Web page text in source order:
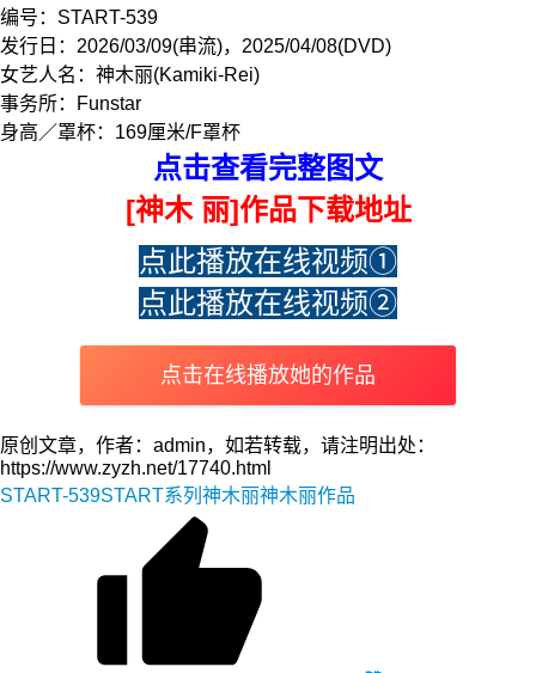
编号： START-539
发行日：2026/03/09(串流)，2025/04/08(DVD)
女艺人名：神木丽(Kamiki-Rei)
事务所：Funstar
身高／罩杯：169厘米/F罩杯
点击查看完整图文
[神木 丽]作品下载地址
点此播放在线视频①
点此播放在线视频②
点击在线播放她的作品
原创文章，作者：admin，如若转载，请注明出处：
https://www.zyzh.net/17740.html
START-539START系列 神木丽神木丽作品